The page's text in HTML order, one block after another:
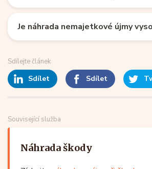
Je náhrada nemajetkové újmy
Sdílejte článek
Sdílet Sdílet
Související služba
Náhrada škody